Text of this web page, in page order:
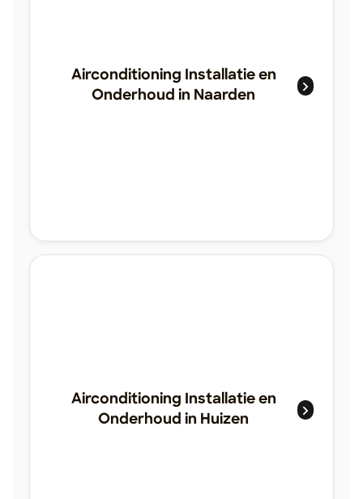
Airconditioning Installatie en
Onderhoud in Naarden
Airconditioning Installatie en
Onderhoud in Huizen